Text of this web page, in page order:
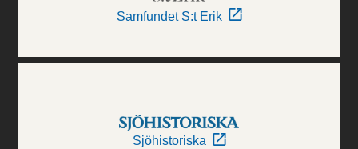
Samfundet S:t Erik
Sjöhistoriska